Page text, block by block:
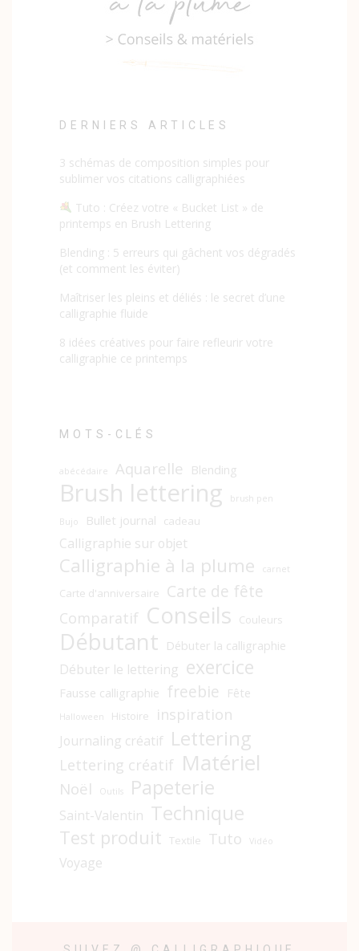
DERNIERS ARTICLES
3 schémas de composition simples pour
sublimer vos citations calligraphiées
Tuto : Créez votre « Bucket List » de
printemps en Brush Lettering
Blending : 5 erreurs qui gâchent vos dégradés
(et comment les éviter)
Maîtriser les pleins et déliés : le secret d’une
calligraphie fluide
8 idées créatives pour faire refleurir votre
calligraphie ce printemps
MOTS-CLÉS
abécédaire Aquarelle Blending
Brush lettering brush pen
Bujo Bullet journal cadeau
Calligraphie sur objet
Calligraphie à la plume carnet
Carte d'anniversaire Carte de fête
Comparatif Conseils Couleurs
Débutant Débuter la calligraphie
Débuter le lettering exercice
Fausse calligraphie freebie Fête
Halloween Histoire inspiration
Journaling créatif Lettering
Lettering créatif Matériel
Noël Outils Papeterie
Saint-Valentin Technique
Test produit Textile Tuto Vidéo
Voyage